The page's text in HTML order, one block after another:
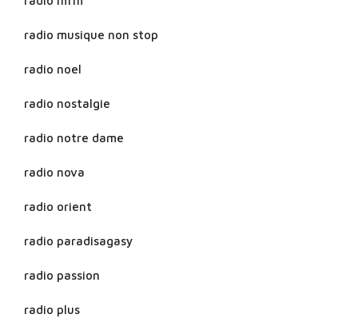
radio musique non stop
radio noel
radio nostalgie
radio notre dame
radio nova
radio orient
radio paradisagasy
radio passion
radio plus